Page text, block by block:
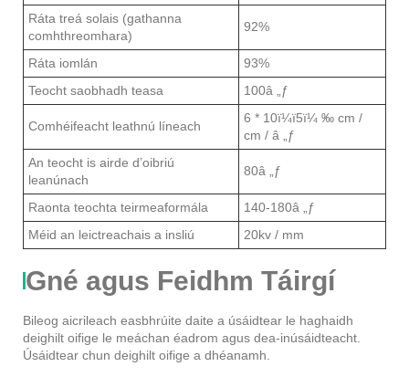
Ráta treá solais (gathanna
comhthreomhara)
92%
Ráta iomlán
93%
Teocht saobhadh teasa
100â „ƒ
Comhéifeacht leathnú líneach
6 * 10ï¼ï5ï¼ ‰ cm /
cm / â „ƒ
An teocht is airde d’oibriú
leanúnach
80â „ƒ
Raonta teochta teirmeaformála
140-180â „ƒ
Méid an leictreachais a insliú
20kv / mm
Gné agus Feidhm Táirgí
Bileog aicrileach easbhrúite daite a úsáidtear le haghaidh
deighilt oifige le meáchan éadrom agus dea-inúsáidteacht.
Úsáidtear chun deighilt oifige a dhéanamh.